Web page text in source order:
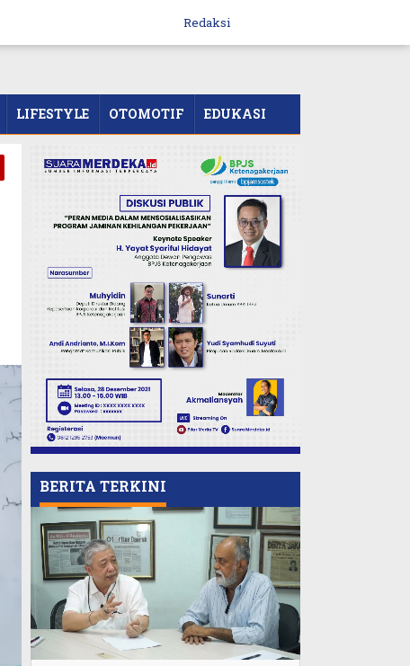
Redaksi
LIFESTYLE OTOMOTIF EDUKASI
BERITA TERKINI